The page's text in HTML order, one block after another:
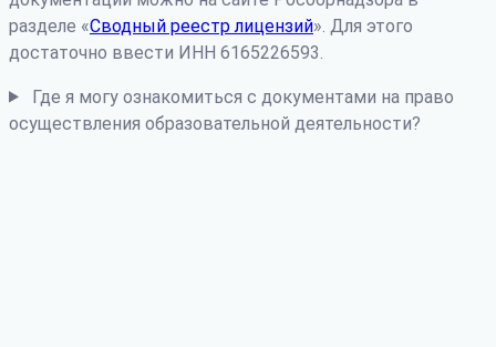
разделе «Сводный реестр лицензий». Для этого
достаточно ввести ИНН 6165226593.
Где я могу ознакомиться с документами на право
осуществления образовательной деятельности?